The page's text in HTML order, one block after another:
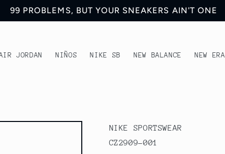
99 PROBLEMS, BUT YOUR SNEAKERS AIN'T ONE
JORDAN NIÑOS NIKE SB NEW BALANCE NEW ERA
NIKE SPORTSWEAR
CZ2909-001